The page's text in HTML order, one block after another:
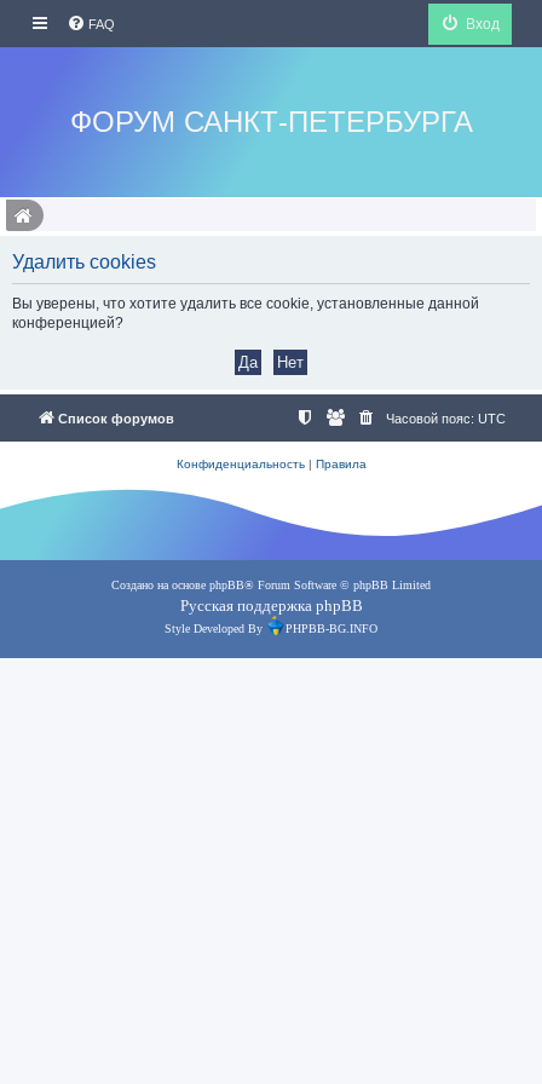
FAQ Вход
ФОРУМ САНКТ-ПЕТЕРБУРГА
Удалить cookies
Вы уверены, что хотите удалить все cookie, установленные данной
конференцией?
Список форумов Часовой пояс: UTC
Конфиденциальность| Правила
Создано на основе phpBB® Forum Software © phpBB Limited
Русская поддержка phpBB
Style Developed By PHPBB-BG.INFO